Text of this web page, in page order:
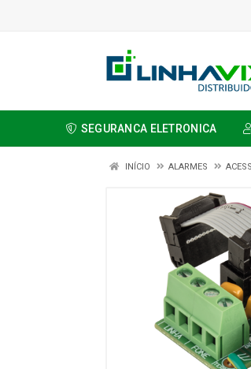
SEGURANCA ELETRONICA
INÍCIO ALARMES